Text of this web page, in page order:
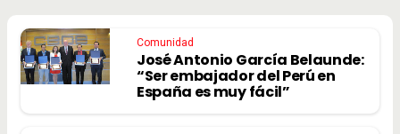
Comunidad
José Antonio García Belaunde:
“Ser embajador del Perú en
España es muy fácil”